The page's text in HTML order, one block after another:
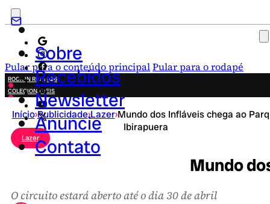
Pular para o conteúdo principalPular para o rodapé
Sobre
Recebidos
Newsletter
Anuncie
Contato
ROCK IN RIO 2026
COLECIONÁVEIS
FESTA JUNINA
NOVIDADES
CAMPANHAS CRIATIVAS
Início›Publicidade›Lazer›Mundo dos Infláveis chega ao
Ibirapuera
Lazer
Mundo
O circuito estará aberto até o dia 30 de abril